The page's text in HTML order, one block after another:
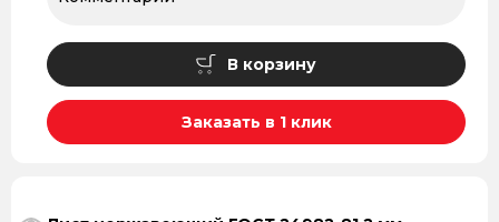
В корзину
Заказать в 1 клик